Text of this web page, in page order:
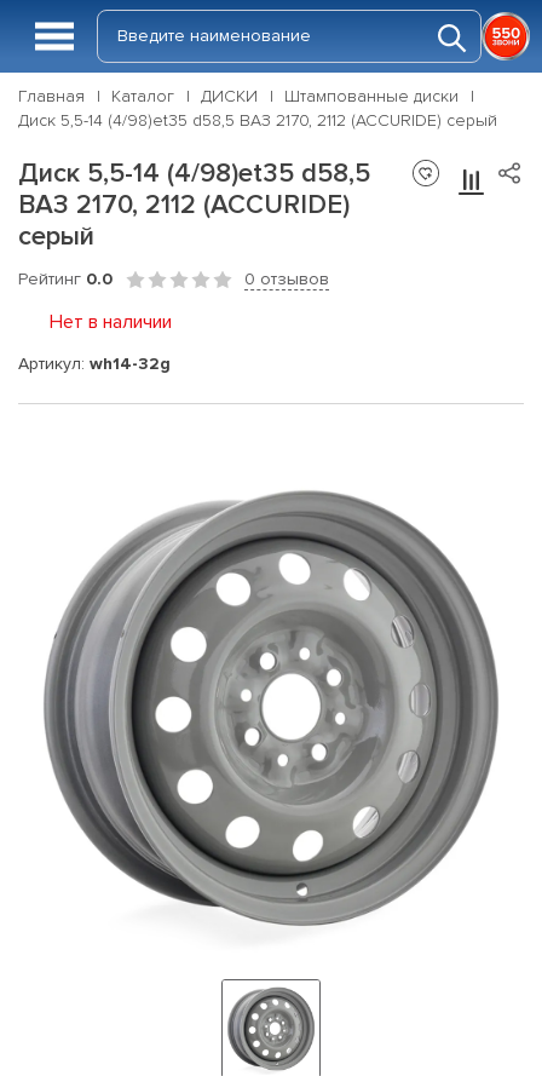
Главная Каталог ДИСКИ
Штампованные диски
Диск 5,5-14 (4/98)et35 d58,5 ВАЗ 2170, 2112 (ACCURIDE) серый
Диск 5,5-14 (4/98)et35 d58,5
ВАЗ 2170, 2112 (ACCURIDE)
серый
Рейтинг 0.0 0 отзывов
Нет в наличии
Артикул: wh14-32g